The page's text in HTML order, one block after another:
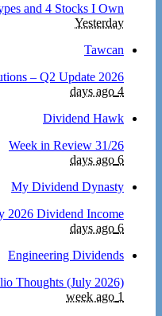
and 4 Stocks I Own
Yesterday
Tawcan
2026 Goals and Resolutions – Q2 Update
4 days ago
Dividend Hawk
Week in Review 31/26
6 days ago
My Dividend Dynasty
2026 Dividend Income
6 days ago
Engineering Dividends
Thoughts (July 2026)
1 week ago